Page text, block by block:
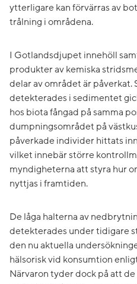
ytterligare kan förvärras av
trålning i områdena.
I Gotlandsdjupet innehöll
produkter av kemiska
delar av området är påverkat.
detekterades i sedimentet
hos biota fångad på samma
dumpningsområdet på
påverkade individer hittats
vilket innebär större
myndigheterna att styra hur
nyttjas i framtiden.
De låga halterna av
detekterades under tidigare
den nu aktuella
hälsorisk vid konsumtion
Närvaron tyder dock på att de